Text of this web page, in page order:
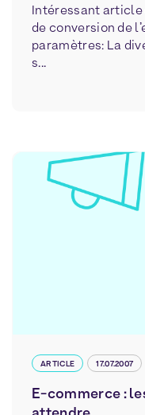
Intéressant article
de conversion de
paramètres: La
s...
ARTICLE 17.07.2007
E-commerce :